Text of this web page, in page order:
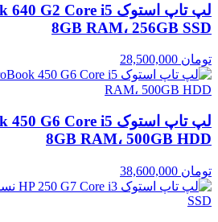
8GB RAM، 256GB SSD
تومان
8GB RAM، 500GB HDD
تومان